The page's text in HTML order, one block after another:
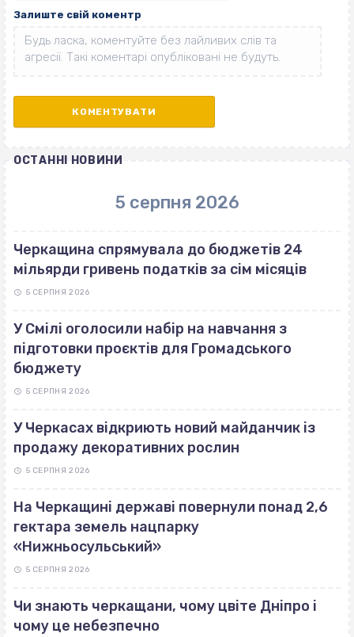
Залиште свій коментр
ОСТАННІ НОВИНИ
5 серпня 2026
Черкащина спрямувала до бюджетів 24
мільярди гривень податків за сім місяців
5 СЕРПНЯ 2026
У Смілі оголосили набір на навчання з
підготовки проєктів для Громадського
бюджету
5 СЕРПНЯ 2026
У Черкасах відкриють новий майданчик із
продажу декоративних рослин
5 СЕРПНЯ 2026
На Черкащині державі повернули понад 2,6
гектара земель нацпарку
«Нижньосульський»
5 СЕРПНЯ 2026
Чи знають черкащани, чому цвіте Дніпро і
чому це небезпечно